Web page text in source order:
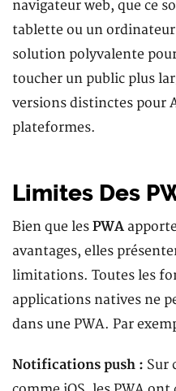
navigateur web, que ce
tablette ou un
solution polyvalente
toucher un public plus
versions distinctes pour
plateformes.
Limites Des
Bien que les PWA
avantages, elles
limitations. Toutes les
applications natives ne
dans une PWA. Par
Notifications push : Sur